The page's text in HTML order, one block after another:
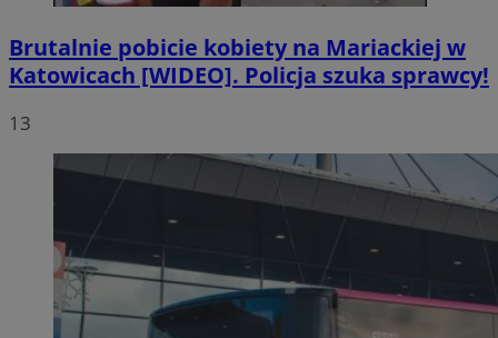
Brutalnie pobicie kobiety na Mariackiej w
Katowicach [WIDEO]. Policja szuka sprawcy!
13